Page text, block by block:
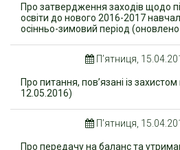
Про затвердження заходів щодо
освіти до нового 2016-2017
осінньо-зимовий період
П’ятниця,
Про питання, пов’язані із
12.05.2016)
П’ятниця,
Про передачу на баланс та